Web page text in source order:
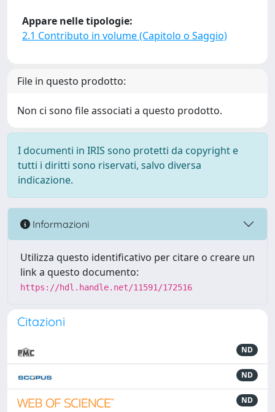
Appare nelle tipologie:
2.1 Contributo in volume (Capitolo o Saggio)
File in questo prodotto:
Non ci sono file associati a questo prodotto.
I documenti in IRIS sono protetti da copyright e
tutti i diritti sono riservati, salvo diversa
indicazione.
Informazioni
Utilizza questo identificativo per citare o creare un
link a questo documento:
https://hdl.handle.net/11591/172516
Citazioni
ND
ND
ND